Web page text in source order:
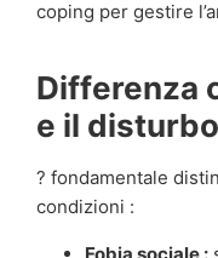
coping per gestire
Differenza
e il
? fondamentale
condizioni :
Fobia sociale :